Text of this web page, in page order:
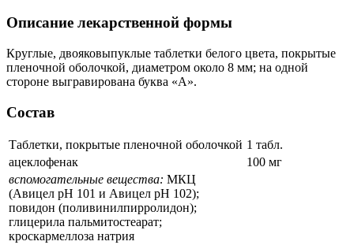
Описание лекарственной формы
Круглые, двояковыпуклые таблетки белого цвета, покрытые
пленочной оболочкой, диаметром около 8 мм; на одной
стороне выгравирована буква «А».
Состав
Таблетки, покрытые пленочной оболочкой 1 табл.
ацеклофенак
100 мг
вспомогательные вещества: МКЦ
(Авицел рН 101 и Авицел рН 102);
повидон (поливинилпирролидон);
глицерила пальмитостеарат;
кроскармеллоза натрия